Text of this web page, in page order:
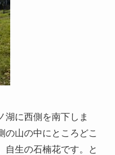
湖に西側を南下しま
の山の中にところどこ
自生の石楠花です。と